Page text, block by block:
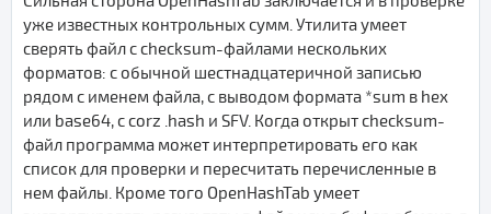
уже известных контрольных сумм. Утилита умеет
сверять файл с checksum-файлами нескольких
форматов: с обычной шестнадцатеричной записью
рядом с именем файла, с выводом формата *sum в hex
или base64, с corz .hash и SFV. Когда открыт checksum-
файл программа может интерпретировать его как
список для проверки и пересчитать перечисленные в
нем файлы. Кроме того OpenHashTab умеет